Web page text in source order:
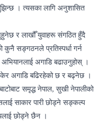
। त्यसका लागि अनुशासित
र लाखौँ युवाहरू संगठित हुँदै
सङ्गठनले प्रतिस्पर्धा गर्न
अगाडि बढाउनुहोस् ।
अगाडि बढिरहेको छ र बढ्नेछ ।
समृद्ध नेपाल, सुखी नेपालीको
साकार पारी छोड्ने सङ्कल्प
छोड्ने छैन ।